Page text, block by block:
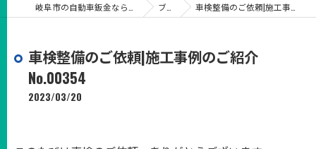
ブログ 車検整備のご依頼|施工事例のご紹介No.00354
車検整備のご依頼|施工事例のご紹介
No.00354
2023/03/20